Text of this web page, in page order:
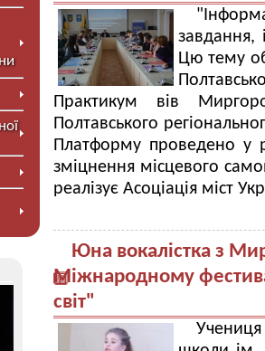
завдання,
Цю тему
Практикум вів
Полтавського
Платформу проведено у
зміцнення місцевого
реалізує Асоціація міст
Юна вокалістка з
Міжнародному
світ"